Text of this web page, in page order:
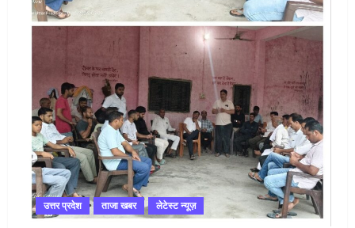
उत्तर प्रदेश ताजा खबर लेटेस्ट न्यूज़